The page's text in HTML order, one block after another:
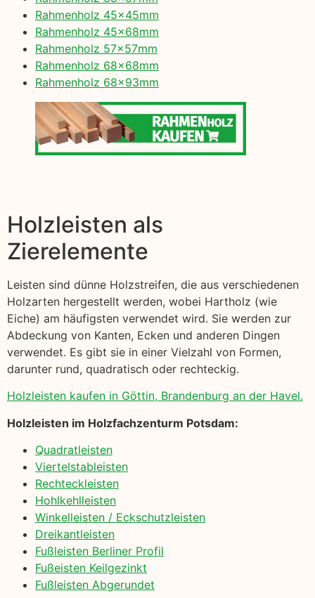
Rahmenholz 45x45mm
Rahmenholz 45x68mm
Rahmenholz 57x57mm
Rahmenholz 68x68mm
Rahmenholz 68x93mm
Holzleisten als
Zierelemente
Leisten sind dünne Holzstreifen, die aus verschiedenen
Holzarten hergestellt werden, wobei Hartholz (wie
Eiche) am häufigsten verwendet wird. Sie werden zur
Abdeckung von Kanten, Ecken und anderen Dingen
verwendet. Es gibt sie in einer Vielzahl von Formen,
darunter rund, quadratisch oder rechteckig.
Holzleisten kaufen in Göttin, Brandenburg an der Havel.
Holzleisten im Holzfachzenturm Potsdam:
Quadratleisten
Viertelstableisten
Rechteckleisten
Hohlkehlleisten
Winkelleisten / Eckschutzleisten
Dreikantleisten
Fußleisten Berliner Profil
Fußeisten Keilgezinkt
Fußleisten Abgerundet